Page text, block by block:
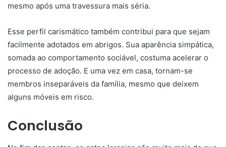
mesmo após uma travessura mais séria.
Esse perfil carismático também contribui para que sejam
facilmente adotados em abrigos. Sua aparência simpática,
somada ao comportamento sociável, costuma acelerar o
processo de adoção. E uma vez em casa, tornam-se
membros inseparáveis da família, mesmo que deixem
alguns móveis em risco.
Conclusão